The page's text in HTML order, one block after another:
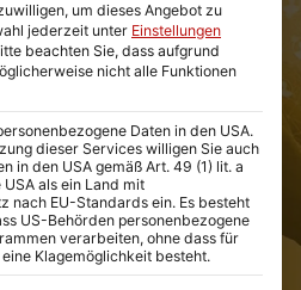
vereinbaren
um dieses Angebot zu
jederzeit unter Einstellungen
beachten Sie, dass aufgrund
nicht alle Funktionen
Daten in den USA.
dieser Services willigen Sie auch
in den USA gemäß Art. 49 (1) lit. a
USA als ein Land mit
nach EU-Standards ein. Es besteht
US-Behörden personenbezogene
verarbeiten, ohne dass für
Klagemöglichkeit besteht.